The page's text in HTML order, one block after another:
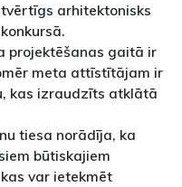
arhitektonisks
projektēšanas gaitā ir
meta attīstītājam ir
kas izraudzīts atklātā
tiesa norādīja, ka
būtiskajiem
var ietekmēt